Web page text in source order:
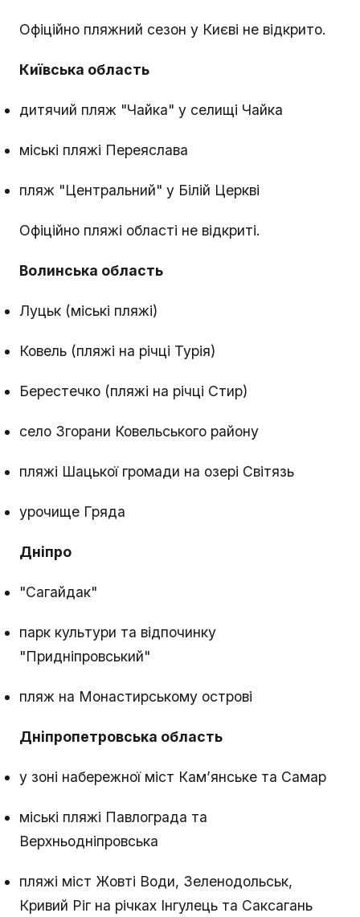
Офіційно пляжний сезон у Києві не відкрито.
Київська область
дитячий пляж "Чайка" у селищі Чайка
міські пляжі Переяслава
пляж "Центральний" у Білій Церкві
Офіційно пляжі області не відкриті.
Волинська область
Луцьк (міські пляжі)
Ковель (пляжі на річці Турія)
Берестечко (пляжі на річці Стир)
село Згорани Ковельського району
пляжі Шацької громади на озері Світязь
урочище Гряда
Дніпро
"Сагайдак"
парк культури та відпочинку
"Придніпровський"
пляж на Монастирському острові
Дніпропетровська область
у зоні набережної міст Кам’янське та Самар
міські пляжі Павлограда та
Верхньодніпровська
пляжі міст Жовті Води, Зеленодольськ,
Кривий Ріг на річках Інгулець та Саксагань